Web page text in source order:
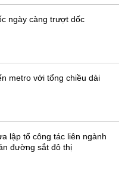
ngày càng trượt dốc
metro với tổng chiều dài
lập tổ công tác liên ngành
đường sắt đô thị